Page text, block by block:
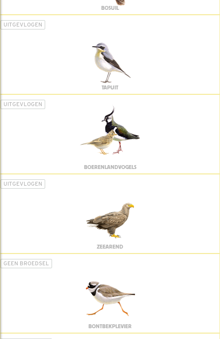
BOSUIL
UITGEVLOGEN
TAPUIT
UITGEVLOGEN
BOERENLANDVOGELS
UITGEVLOGEN
ZEEAREND
GEEN BROEDSEL
BONTBEKPLEVIER